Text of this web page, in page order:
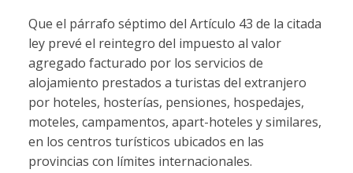
Que el párrafo séptimo del Artículo 43 de la citada
ley prevé el reintegro del impuesto al valor
agregado facturado por los servicios de
alojamiento prestados a turistas del extranjero
por hoteles, hosterías, pensiones, hospedajes,
moteles, campamentos, apart-hoteles y similares,
en los centros turísticos ubicados en las
provincias con límites internacionales.